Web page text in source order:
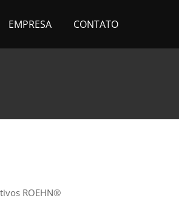
EMPRESA CONTATO
ROEHN®